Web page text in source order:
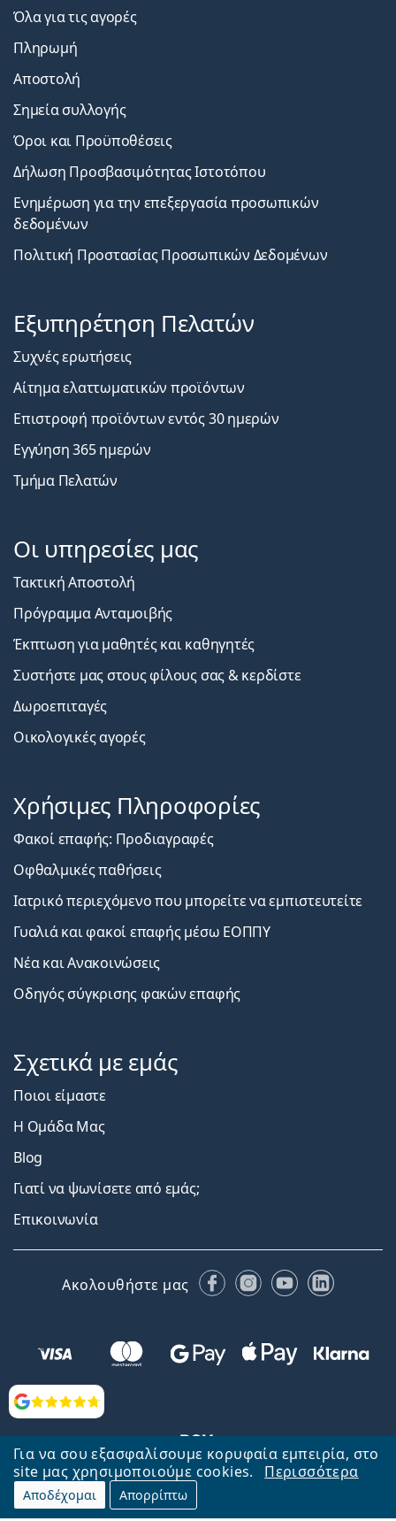
Για να σου εξασφαλίσουμε κορυφαία εμπειρία, στο
site μας χρησιμοποιούμε cookies.
Περισσότερα
Αποδέχομαι Απορρίπτω
Αξιολογήσεις
Όλα για τις αγορές
Πληρωμή
Αποστολή
Σημεία συλλογής
Όροι και Προϋποθέσεις
Δήλωση Προσβασιμότητας Ιστοτόπου
Ενημέρωση για την επεξεργασία προσωπικών
δεδομένων
Πολιτική Προστασίας Προσωπικών Δεδομένων
Εξυπηρέτηση Πελατών
Συχνές ερωτήσεις
Αίτημα ελαττωματικών προϊόντων
Επιστροφή προϊόντων εντός 30 ημερών
Εγγύηση 365 ημερών
Τμήμα Πελατών
Οι υπηρεσίες μας
Τακτική Αποστολή
Πρόγραμμα Ανταμοιβής
Έκπτωση για μαθητές και καθηγητές
Συστήστε μας στους φίλους σας & κερδίστε
Δωροεπιταγές
Οικολογικές αγορές
Χρήσιμες Πληροφορίες
Φακοί επαφής: Προδιαγραφές
Οφθαλμικές παθήσεις
Ιατρικό περιεχόμενο που μπορείτε να εμπιστευτείτε
Γυαλιά και φακοί επαφής μέσω ΕΟΠΠΥ
Νέα και Ανακοινώσεις
Οδηγός σύγκρισης φακών επαφής
Σχετικά με εμάς
Ποιοι είμαστε
Η Ομάδα Μας
Blog
Γιατί να ψωνίσετε από εμάς;
Επικοινωνία
Ακολουθήστε μας FacebookInstagram
YouTubeLinkedIn
Επιστροφή στην αρχική σελίδα